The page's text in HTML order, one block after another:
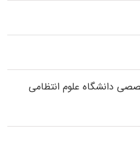
داﻧﺸﮕﺎه ﻋﻠﻮم انتظامی